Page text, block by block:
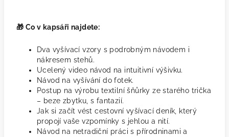
🎁 Co v kapsáři najdete:
Dva vyšívací vzory s podrobným návodem i
nákresem stehů.
Ucelený video návod na intuitivní výšivku.
Návod na vyšívání do fotek.
Postup na výrobu textilní šňůrky ze starého trička
– beze zbytku, s fantazií.
Jak si začít vést cestovní vyšívací deník, který
propojí vaše vzpomínky s jehlou a nití.
Návod na netradiční práci s přírodninami a